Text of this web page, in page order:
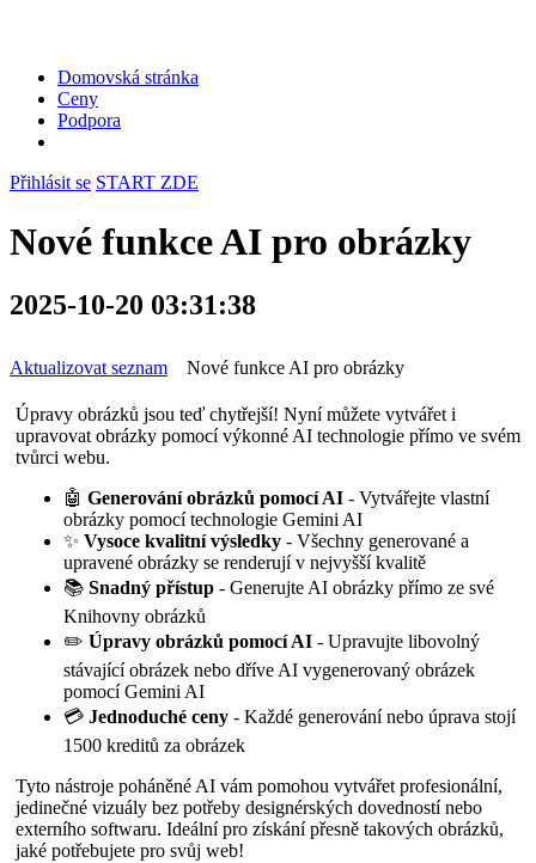
Domovská stránka
Ceny
Podpora
Přihlásit se START ZDE
Nové funkce AI pro obrázky
2025-10-20 03:31:38
Aktualizovat seznam Nové funkce AI pro obrázky
Úpravy obrázků jsou teď chytřejší! Nyní můžete vytvářet i
upravovat obrázky pomocí výkonné AI technologie přímo ve svém
tvůrci webu.
🤖 Generování obrázků pomocí AI - Vytvářejte vlastní
obrázky pomocí technologie Gemini AI
✨ Vysoce kvalitní výsledky - Všechny generované a
upravené obrázky se renderují v nejvyšší kvalitě
📚 Snadný přístup - Generujte AI obrázky přímo ze své
Knihovny obrázků
✏️ Úpravy obrázků pomocí AI - Upravujte libovolný
stávající obrázek nebo dříve AI vygenerovaný obrázek
pomocí Gemini AI
💳 Jednoduché ceny - Každé generování nebo úprava stojí
1500 kreditů za obrázek
Tyto nástroje poháněné AI vám pomohou vytvářet profesionální,
jedinečné vizuály bez potřeby designérských dovedností nebo
externího softwaru. Ideální pro získání přesně takových obrázků,
jaké potřebujete pro svůj web!